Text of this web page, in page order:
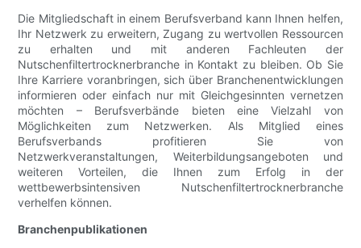
Die Mitgliedschaft in einem Berufsverband kann Ihnen helfen,
Ihr Netzwerk zu erweitern, Zugang zu wertvollen Ressourcen
zu erhalten und mit anderen Fachleuten der
Nutschenfiltertrocknerbranche in Kontakt zu bleiben. Ob Sie
Ihre Karriere voranbringen, sich über Branchenentwicklungen
informieren oder einfach nur mit Gleichgesinnten vernetzen
möchten – Berufsverbände bieten eine Vielzahl von
Möglichkeiten zum Netzwerken. Als Mitglied eines
Berufsverbands profitieren Sie von
Netzwerkveranstaltungen, Weiterbildungsangeboten und
weiteren Vorteilen, die Ihnen zum Erfolg in der
wettbewerbsintensiven Nutschenfiltertrocknerbranche
verhelfen können.
Branchenpublikationen